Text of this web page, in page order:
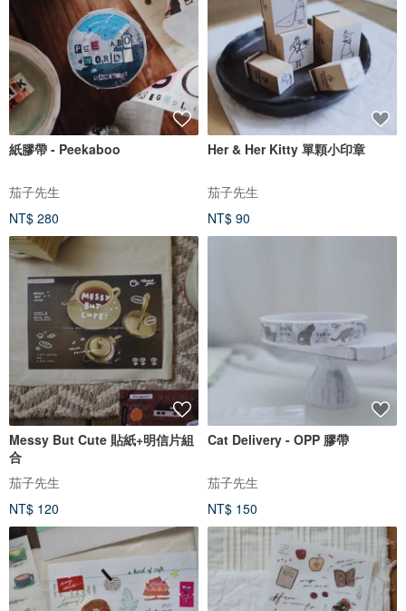
紙膠帶 - Peekaboo
茄子先生
NT$ 280
Her & Her Kitty 單顆小印章
茄子先生
NT$ 90
Messy But Cute 貼紙+明信片組
合
茄子先生
NT$ 120
Cat Delivery - OPP 膠帶
茄子先生
NT$ 150